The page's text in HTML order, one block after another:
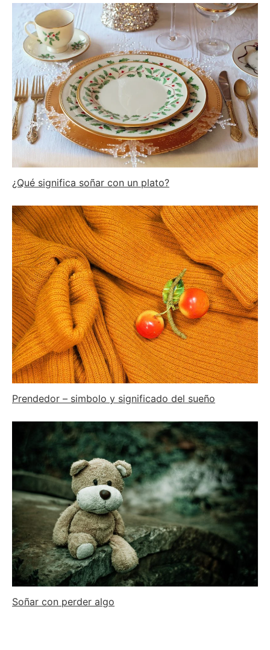
¿Qué significa soñar con un plato?
Prendedor – simbolo y significado del sueño
Soñar con perder algo